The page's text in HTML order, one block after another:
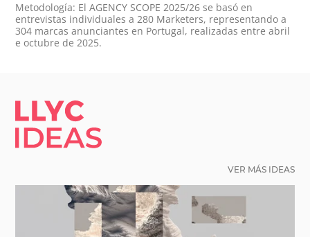
Metodología: El AGENCY SCOPE 2025/26 se basó en
entrevistas individuales a 280 Marketers, representando a
304 marcas anunciantes en Portugal, realizadas entre abril
e octubre de 2025.
LLYC IDEAS.
VER MÁS IDEAS